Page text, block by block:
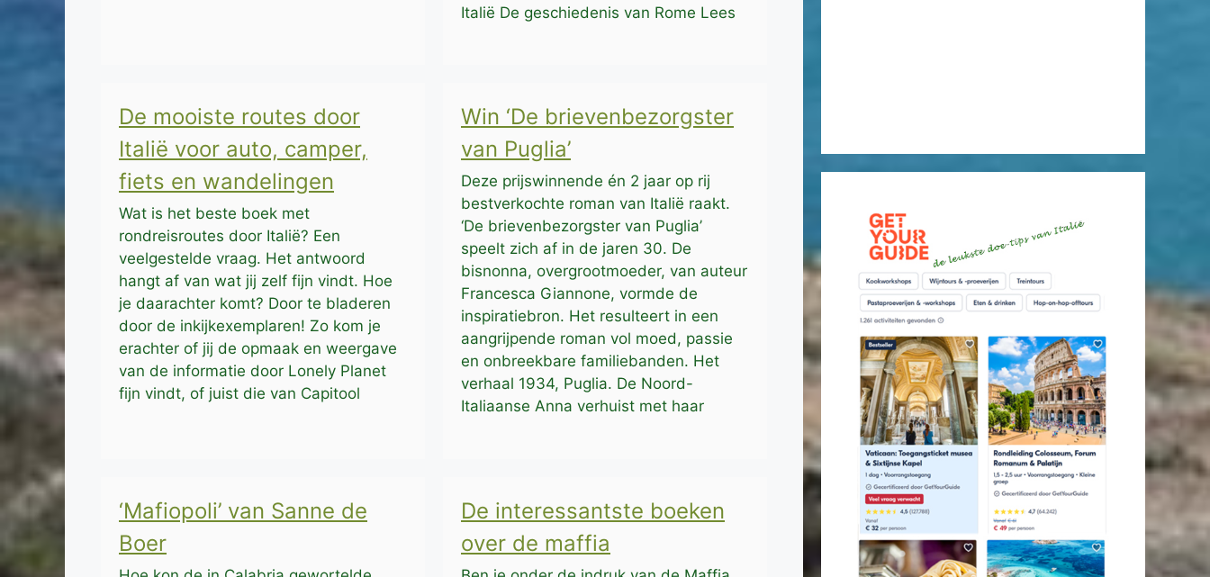
Italië De geschiedenis van Rome Lees
De mooiste routes door
Italië voor auto, camper,
fiets en wandelingen
Wat is het beste boek met
rondreisroutes door Italië? Een
veelgestelde vraag. Het antwoord
hangt af van wat jij zelf fijn vindt. Hoe
je daarachter komt? Door te bladeren
door de inkijkexemplaren! Zo kom je
erachter of jij de opmaak en weergave
van de informatie door Lonely Planet
fijn vindt, of juist die van Capitool
Win ‘De brievenbezorgster
van Puglia’
Deze prijswinnende én 2 jaar op rij
bestverkochte roman van Italië raakt.
‘De brievenbezorgster van Puglia’
speelt zich af in de jaren 30. De
bisnonna, overgrootmoeder, van auteur
Francesca Giannone, vormde de
inspiratiebron. Het resulteert in een
aangrijpende roman vol moed, passie
en onbreekbare familiebanden. Het
verhaal 1934, Puglia. De Noord-
Italiaanse Anna verhuist met haar
‘Mafiopoli’ van Sanne de
Boer
De interessantste boeken
over de maffia